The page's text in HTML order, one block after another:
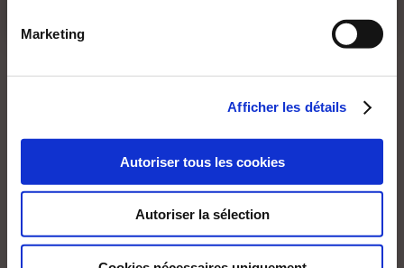
Marketing
Afficher les détails
Autoriser tous les cookies
Autoriser la sélection
VOUS AIMEREZ AUSSI